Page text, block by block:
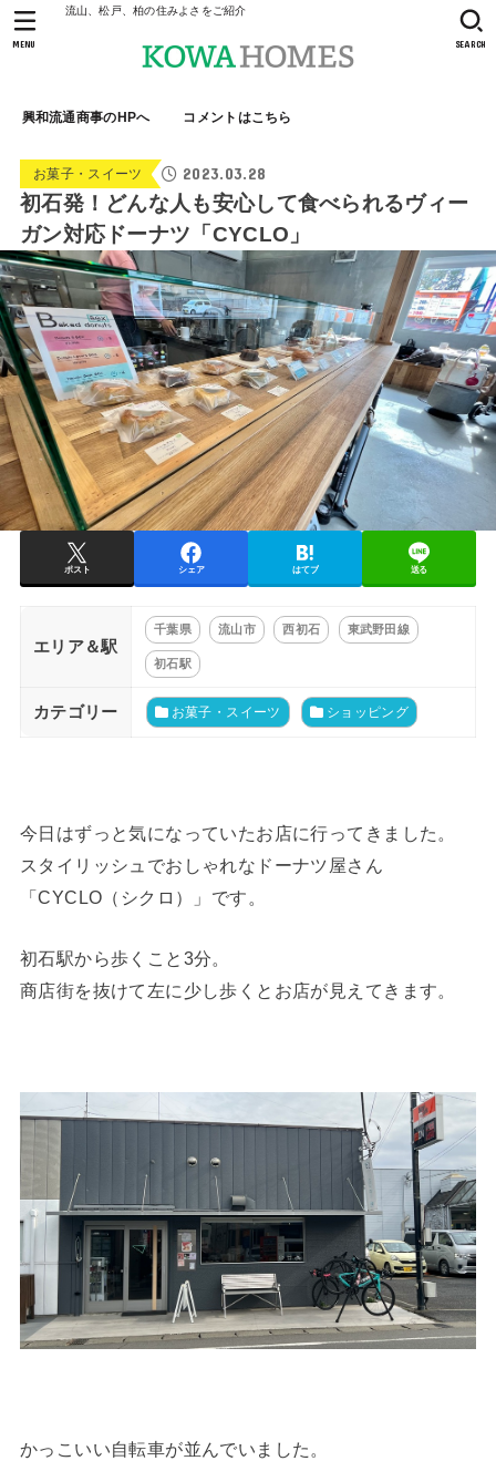
流山、松戸、柏の住みよさをご紹介
興和流通商事のHPへ コメントはこちら
SEARCH
MENU
お菓子・スイーツ 2023.03.28
初石発！どんな人も安心して食べられるヴィー
ガン対応ドーナツ「CYCLO」
ポスト シェア はてブ 送る
エリア＆駅
千葉県 流山市 西初石 東武野田線
初石駅
カテゴリー お菓子・スイーツ ショッピング
今日はずっと気になっていたお店に行ってきました。
スタイリッシュでおしゃれなドーナツ屋さん
「CYCLO（シクロ）」です。
初石駅から歩くこと3分。
商店街を抜けて左に少し歩くとお店が見えてきます。
かっこいい自転車が並んでいました。